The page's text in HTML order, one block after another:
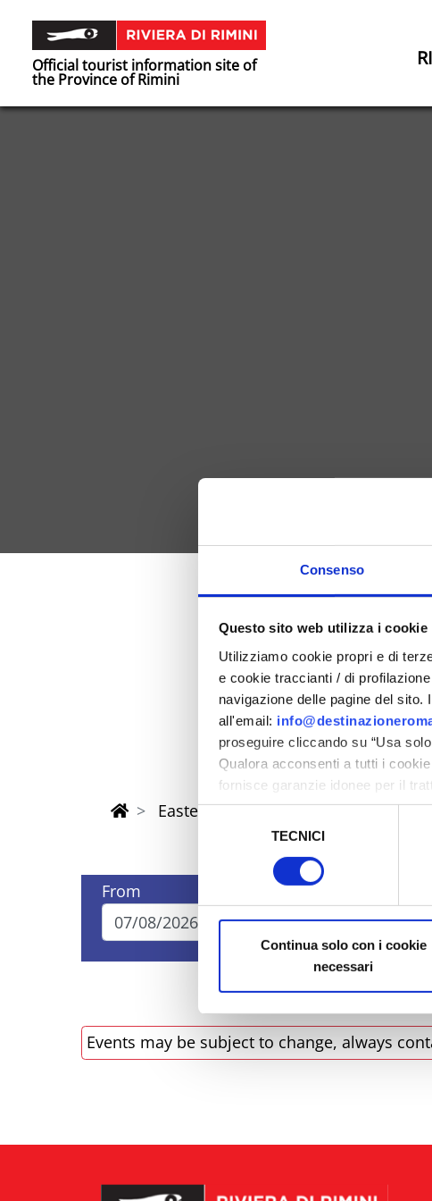
Consenso
Questo sito web utilizza i cookie
Utilizziamo cookie propri e di
e cookie traccianti / di
navigazione delle pagine del sito.
all'email:
proseguire cliccando su “Usa
Qualora acconsenti a tutti i
fornisce garanzie idonee per il
sicurezza a Tutela dei navigatori,
Selezione
TECNICI
Continua solo con i cookie
necessari
Official tourist information site of
the Province of Rimini
Easter 2026
in the province of Rimini
Easter Riviera Rimini Events
From To
Events may be subject to change, always